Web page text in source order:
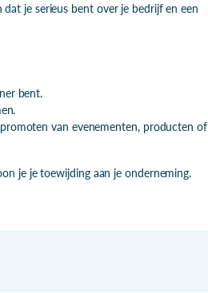
je serieus bent over je bedrijf en een
bent.
van evenementen, producten of
je je toewijding aan je onderneming.